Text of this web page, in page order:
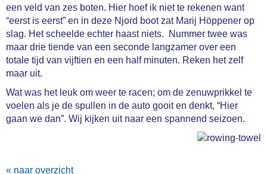
een veld van zes boten. Hier hoef ik niet te rekenen want
“eerst is eerst” en in deze Njord boot zat Marij Höppener op
slag. Het scheelde echter haast niets. Nummer twee was
maar drie tiende van een seconde langzamer over een
totale tijd van vijftien en een half minuten. Reken het zelf
maar uit.
Wat was het leuk om weer te racen; om de zenuwprikkel te
voelen als je de spullen in de auto gooit en denkt, “Hier
gaan we dan”. Wij kijken uit naar een spannend seizoen.
« naar overzicht